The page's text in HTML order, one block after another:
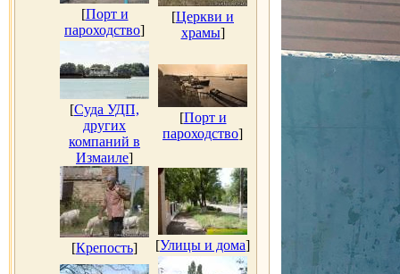
[Порт и
пароходство]
[Церкви и
храмы]
[Суда УДП,
других
компаний в
Измаиле]
[Порт и
пароходство]
[Крепость] [Улицы и дома]